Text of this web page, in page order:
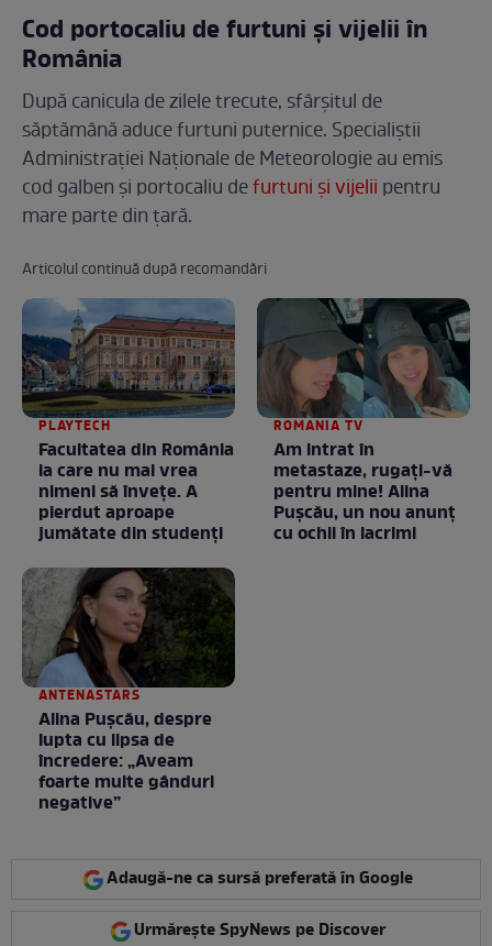
Cod portocaliu de furtuni și vijelii în
România
După canicula de zilele trecute, sfârșitul de
săptămână aduce furtuni puternice. Specialiștii
Administrației Naționale de Meteorologie au emis
cod galben și portocaliu defurtuni și vijelii pentru
mare parte din țară.
Articolul continuă după recomandări
PLAYTECH
Facultatea din România
la care nu mai vrea
nimeni să înveţe. A
pierdut aproape
jumătate din studenţi
ROMANIA TV
Am intrat în
metastaze, rugaţi-vă
pentru mine! Alina
Puşcău, un nou anunţ
cu ochii în lacrimi
ANTENASTARS
Alina Pușcău, despre
lupta cu lipsa de
încredere: „Aveam
foarte multe gânduri
negative”
Adaugă-ne ca sursă preferată în Google
Urmărește SpyNews pe Discover